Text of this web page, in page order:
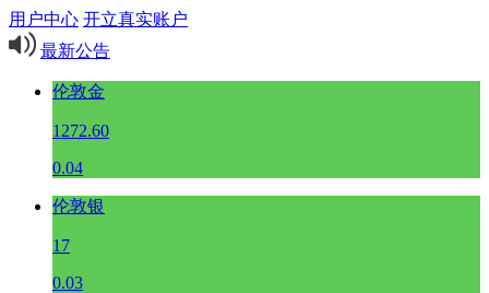
用户中心 开立真实账户
最新公告
伦敦金
1272.60
0.04
伦敦银
17
0.03